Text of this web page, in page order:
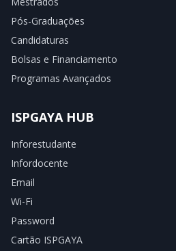
Pós-Graduações
Candidaturas
Bolsas e Financiamento
Programas Avançados
ISPGAYA HUB
Inforestudante
Infordocente
Email
Wi-Fi
Password
Cartão ISPGAYA